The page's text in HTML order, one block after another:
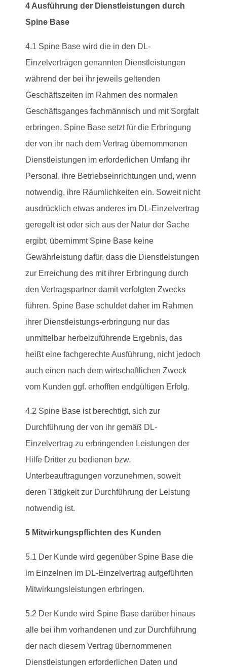
4 Ausführung der Dienstleistungen durch
Spine Base
4.1 Spine Base wird die in den DL-
Einzelverträgen genannten Dienstleistungen
während der bei ihr jeweils geltenden
Geschäftszeiten im Rahmen des normalen
Geschäftsganges fachmännisch und mit Sorgfalt
erbringen. Spine Base setzt für die Erbringung
der von ihr nach dem Vertrag übernommenen
Dienstleistungen im erforderlichen Umfang ihr
Personal, ihre Betriebseinrichtungen und, wenn
notwendig, ihre Räumlichkeiten ein. Soweit nicht
ausdrücklich etwas anderes im DL-Einzelvertrag
geregelt ist oder sich aus der Natur der Sache
ergibt, übernimmt Spine Base keine
Gewährleistung dafür, dass die Dienstleistungen
zur Erreichung des mit ihrer Erbringung durch
den Vertragspartner damit verfolgten Zwecks
führen. Spine Base schuldet daher im Rahmen
ihrer Dienstleistungs-erbringung nur das
unmittelbar herbeizuführende Ergebnis, das
heißt eine fachgerechte Ausführung, nicht jedoch
auch einen nach dem wirtschaftlichen Zweck
vom Kunden ggf. erhofften endgültigen Erfolg.
4.2 Spine Base ist berechtigt, sich zur
Durchführung der von ihr gemäß DL-
Einzelvertrag zu erbringenden Leistungen der
Hilfe Dritter zu bedienen bzw.
Unterbeauftragungen vorzunehmen, soweit
deren Tätigkeit zur Durchführung der Leistung
notwendig ist.
5 Mitwirkungspflichten des Kunden
5.1 Der Kunde wird gegenüber Spine Base die
im Einzelnen im DL-Einzelvertrag aufgeführten
Mitwirkungsleistungen erbringen.
5.2 Der Kunde wird Spine Base darüber hinaus
alle bei ihm vorhandenen und zur Durchführung
der nach diesem Vertrag übernommenen
Dienstleistungen erforderlichen Daten und